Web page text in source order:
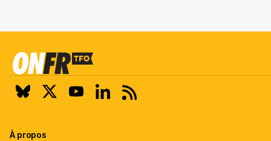
À propos